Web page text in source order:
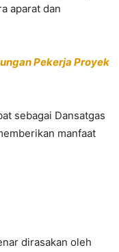
aparat dan
Pekerja Proyek
sebagai Dansatgas
manfaat
dirasakan oleh